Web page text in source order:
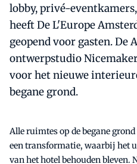
lobby, privé-
heeft De L'Europe
geopend voor gasten. De
ontwerpstudio
voor het nieuwe
begane grond.
Alle ruimtes op de begane
een transformatie, waarbij het
van het hotel behouden